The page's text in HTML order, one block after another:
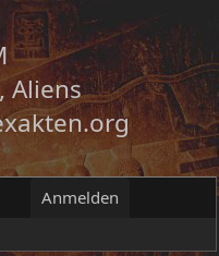
Aliens
Anmelden